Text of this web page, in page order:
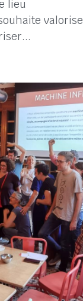
·